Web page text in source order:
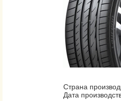
Страна
Дата